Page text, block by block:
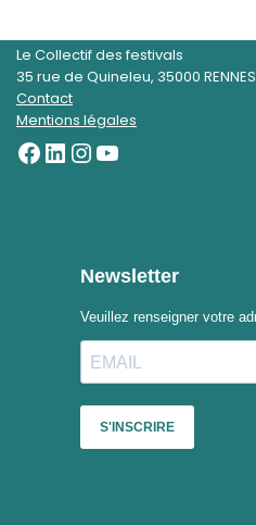
Le Collectif des festivals
35 rue de Quineleu, 35000 RENNES
Contact
Mentions légales